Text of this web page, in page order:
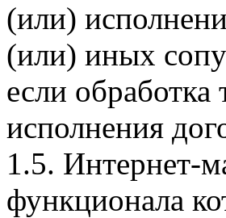
(или)
(или) иных
если
исполнения
1.5. Интернет-
функционала